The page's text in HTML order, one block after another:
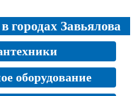
городах Завьялова
оборудование